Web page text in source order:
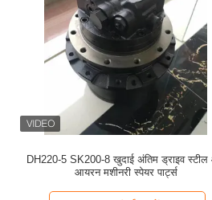
DH220-5 SK200-8 खुदाई अंतिम ड्राइव
आयरन मशीनरी स्पेयर पार्ट्स